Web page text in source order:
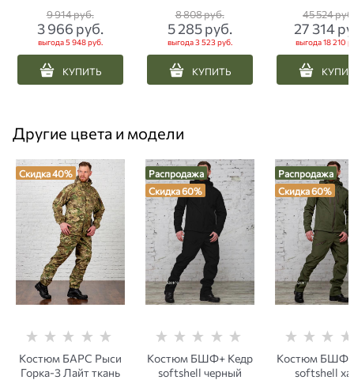
9 914 руб.
3 966 руб.
выгода5 948 руб.
КУПИТЬ
8 808 руб.
5 285 руб.
выгода3 523 руб.
КУПИТЬ
черные
45 524
27 314
выгода18 210
Другие цвета и модели
Скидка 40%
Костюм БАРС Рыси
Горка-3 Лайт ткань
Распродажа
Скидка 60%
Костюм БШФ+ Кедр
softshell черный
Распродажа
Скидка 60%
Костюм БШФ+
softshell